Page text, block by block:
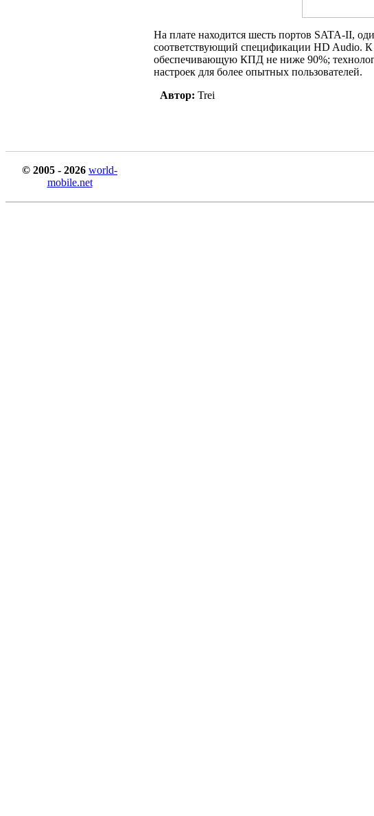
На плате находится шесть портов SATA-II,
соответствующий спецификации HD Audio.
обеспечивающую КПД не ниже 90%;
настроек для более опытных пользователей.
Автор: Trei
© 2005 - 2026 world-
mobile.net